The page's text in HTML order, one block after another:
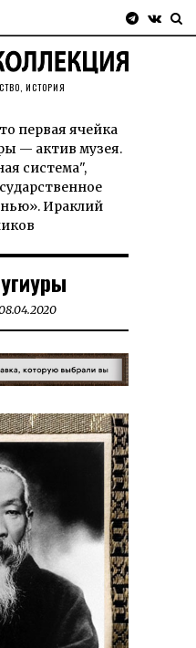
ИСТОРИЯ
первая ячейка
— актив музея.
система",
Ираклий
08.04.2020